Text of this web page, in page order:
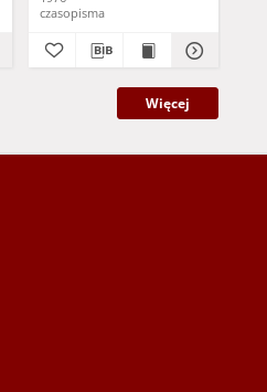
Wyd. A
czasopisma
Więcej